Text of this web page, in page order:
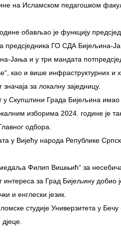
на Исламском педагошком
обављао је функцију
предсједника ГО СДА Бијељина-
Јања и у три мандата
као и више инфраструктурних и
за локалну заједницу.
Скупштини Града Бијељина
изборима 2024. године је
одбора.
у Вијећу народа Републике
Филип Вишњић“ за
интереса за Град Бијељину добио
и енглески језик.
студије Универзитета у